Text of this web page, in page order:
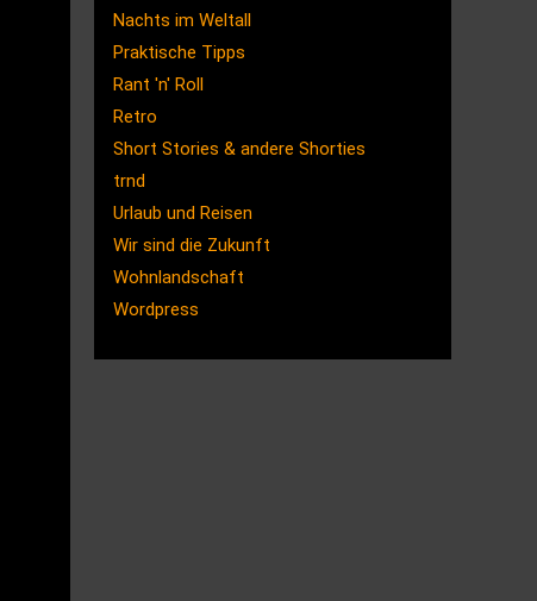
Nachts im Weltall
Praktische Tipps
Rant 'n' Roll
Retro
Short Stories & andere Shorties
trnd
Urlaub und Reisen
Wir sind die Zukunft
Wohnlandschaft
Wordpress